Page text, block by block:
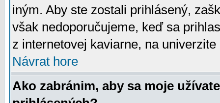
iným. Aby ste zostali prihlásený,
však nedoporučujeme, keď sa
z internetovej kaviarne, na univerzite
Návrat hore
Ako zabránim, aby sa moje